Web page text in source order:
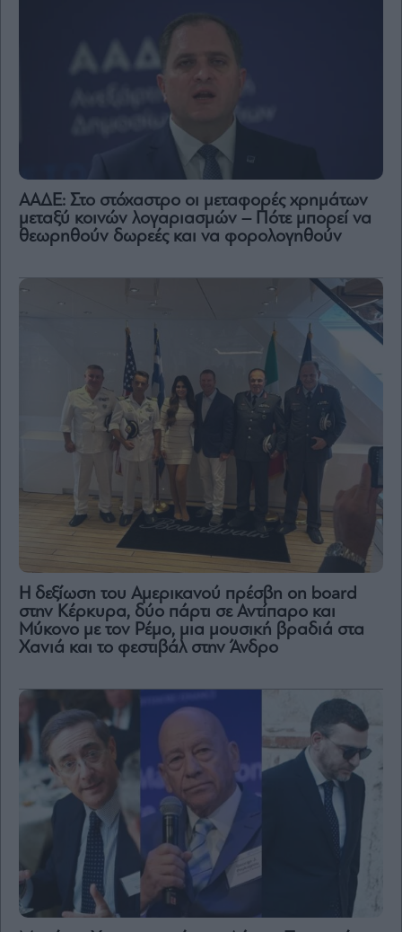
ΑΑΔΕ: Στο στόχαστρο οι μεταφορές χρημάτων
μεταξύ κοινών λογαριασμών – Πότε μπορεί να
θεωρηθούν δωρεές και να φορολογηθούν
H δεξίωση του Αμερικανού πρέσβη on board
στην Κέρκυρα, δύο πάρτι σε Αντίπαρο και
Μύκονο με τον Ρέμο, μια μουσική βραδιά στα
Χανιά και το φεστιβάλ στην Άνδρο